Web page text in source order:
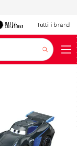
Tutti i brand
Cerca